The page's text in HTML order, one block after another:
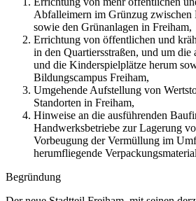
Abfalleimern im Grünzug zwischen
sowie den Grünanlagen in Freiham,
Errichtung von öffentlichen und
in den Quartiersstraßen, und um die
und die Kinderspielplätze herum
Bildungscampus Freiham,
Umgehende Aufstellung von
Standorten in Freiham,
Hinweise an die ausführenden
Handwerksbetriebe zur Lagerung
Vorbeugung der Vermüllung im
herumfliegende
Begründung